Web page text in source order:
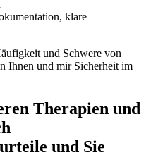
klare
und Schwere ⁢von
Ihnen und mir ‍Sicherheit im
Therapien und
und Sie